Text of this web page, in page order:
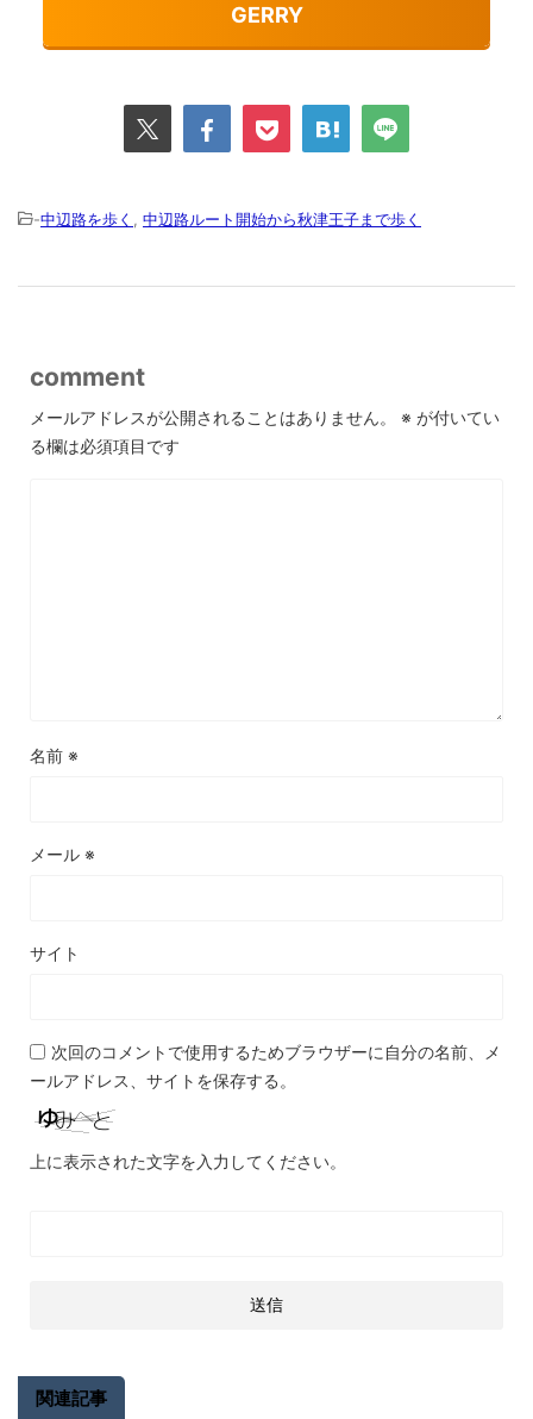
GERRY
-中辺路を歩く 中辺路ルート開始から秋津王子まで歩く
comment
メールアドレスが公開されることはありません。 ※ が付いてい
る欄は必須項目です
名前 ※
メール ※
サイト
次回のコメントで使用するためブラウザーに自分の名前、メ
ールアドレス、サイトを保存する。
上に表示された文字を入力してください。
関連記事